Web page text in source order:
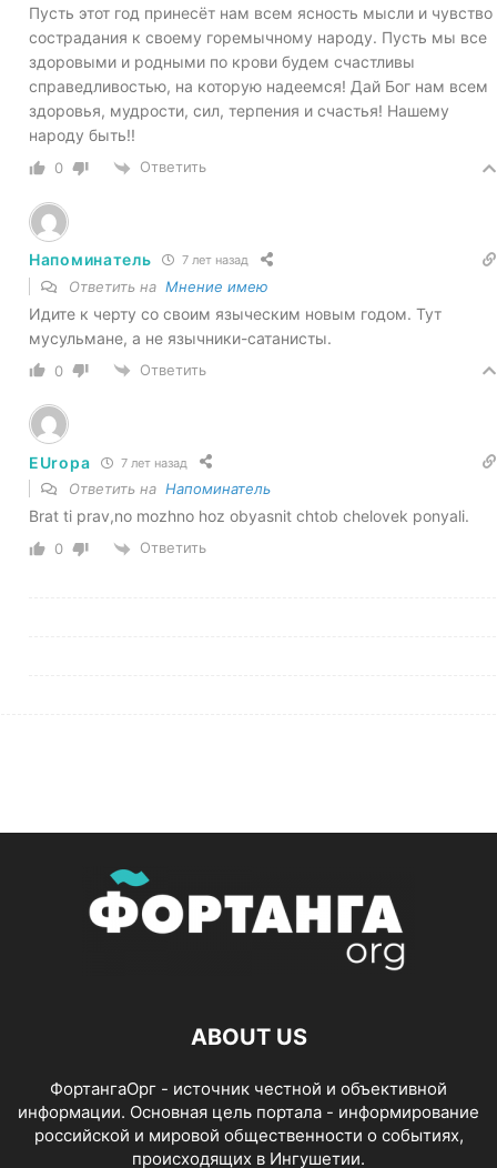
Пусть этот год принесёт нам всем ясность мысли и чувство
сострадания к своему горемычному народу. Пусть мы все
здоровыми и родными по крови будем счастливы
справедливостью, на которую надеемся! Дай Бог нам всем
здоровья, мудрости, сил, терпения и счастья! Нашему
народу быть!!
0 Ответить
Напоминатель 7 лет назад
Ответить на Мнение имею
Идите к черту со своим языческим новым годом. Тут
мусульмане, а не язычники-сатанисты.
0 Ответить
EUropa 7 лет назад
Ответить на Напоминатель
Brat ti prav,no mozhno hoz obyasnit chtob chelovek ponyali.
0 Ответить
ABOUT US
ФортангаОрг - источник честной и объективной
информации. Основная цель портала - информирование
российской и мировой общественности о событиях,
происходящих в Ингушетии.